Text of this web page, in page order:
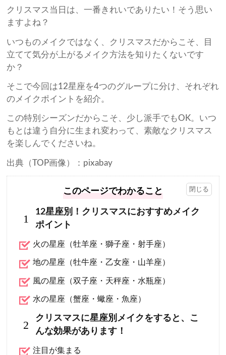
クリスマス当日は、一番きれいでありたい！そう思い
ますよね？
いつものメイクではなく、クリスマスだからこそ、目
立てて気分が上がるメイク方法を知りたくないです
か？
そこで今回は12星座を4つのグループに分け、それぞれ
のメイクポイントを紹介。
この特別シーズンだからこそ、少し派手でもOK。いつ
もとは違う自分に生まれ変わって、素敵なクリスマス
を楽しんでくださいね。
出典（TOP画像）：pixabay
このページでわかること
1
12星座別！クリスマスにおすすめメイク
ポイント
火の星座（牡羊座・獅子座・射手座）
地の星座（牡牛座・乙女座・山羊座）
風の星座（双子座・天秤座・水瓶座）
水の星座（蟹座・蠍座・魚座）
2
クリスマスに星座別メイクをすると、こ
んな効果があります！
注目が集まる